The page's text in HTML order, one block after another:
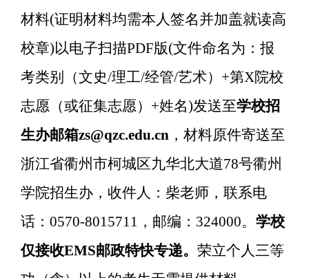
材料(证明材料均需本人签名并加盖就读高
校章)以电子扫描PDF版(文件命名为： 报
考类别（文史/理工/经管/艺术） +第X院校
志愿（或征集志愿） +姓名)发送至学校招
生办邮箱zs@qzc.edu.cn ， 材料原件寄送至
浙江省衢州市柯城区九华北大道78号衢州
学院招生办，收件人： 柴老师，联系电
话： 0570-8015711 ， 邮编： 324000。 学校
仅接收EMS邮政特快专递。 荣立个人三等